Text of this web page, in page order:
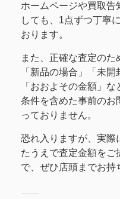
ホームページや買取告
しても、1点ずつ丁寧
おります。
また、正確な査定のた
「新品の場合」「未開
「おおよその金額」な
条件を含めた事前のお
っておりません。
恐れ入りますが、実際
たうえで査定金額をご
で、ぜひ店頭までお持